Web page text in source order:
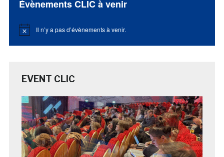
Évènements CLIC à venir
Notice Il n’y a pas d’évènements à venir.
EVENT CLIC